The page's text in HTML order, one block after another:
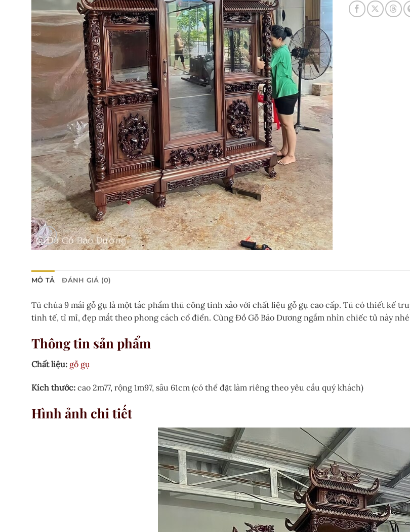
MÔ TẢ ĐÁNH GIÁ (0)
Tủ chùa 9 mái gỗ gụ là một tác phẩm thủ công tinh xảo với chất liệu gỗ gụ cao cấp. Tủ có thiết kế
tinh tế, tỉ mỉ, đẹp mắt theo phong cách cổ điển. Cùng Đồ Gỗ Bảo Dương ngắm nhìn chiếc tủ này
Thông tin sản phẩm
Chất liệu: gỗ gụ
Kích thước: cao 2m77, rộng 1m97, sâu 61cm (có thể đặt làm riêng theo yêu cầu quý khách)
Hình ảnh chi tiết